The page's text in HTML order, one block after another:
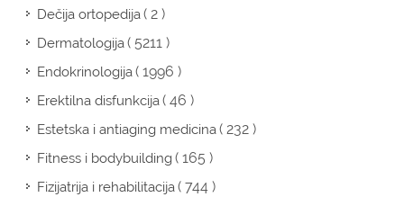
Dečija ortopedija( 2 )
Dermatologija( 5211 )
Endokrinologija( 1996 )
Erektilna disfunkcija( 46 )
Estetska i antiaging medicina( 232 )
Fitness i bodybuilding( 165 )
Fizijatrija i rehabilitacija( 744 )